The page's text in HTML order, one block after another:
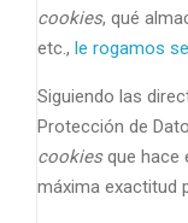
cookies, qué
etc., le rogamos
Siguiendo las
Protección de
cookiesque hace
máxima exactitud